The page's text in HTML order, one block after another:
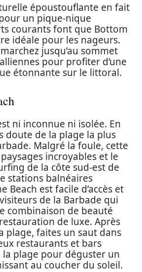
époustouflante en fait
un pique-nique
courants font que Bottom
idéale pour les nageurs.
jusqu’au sommet
pour profiter d’une
étonnante sur le littoral.
ni inconnue ni isolée. En
doute de la plage la plus
Malgré la foule, cette
incroyables et le
de la côte sud-est de
stations balnéaires
Beach est facile d’accès et
de la Barbade qui
combinaison de beauté
de luxe. Après
plage, faites un saut dans
restaurants et bars
plage pour déguster un
au coucher du soleil.